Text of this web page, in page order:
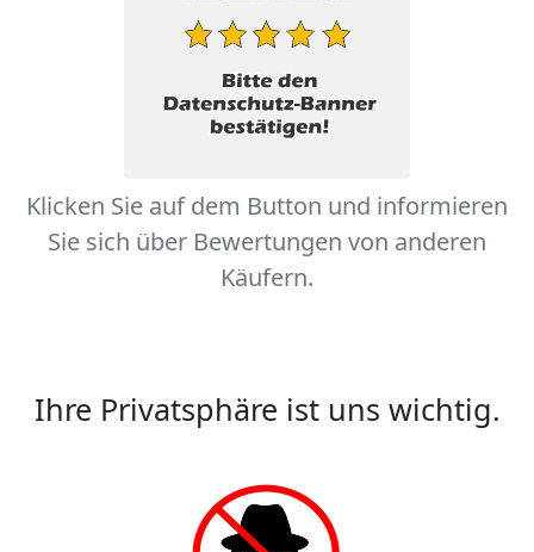
Klicken Sie auf dem Button und informieren
Sie sich über Bewertungen von anderen
Käufern.
Ihre Privatsphäre ist uns wichtig.